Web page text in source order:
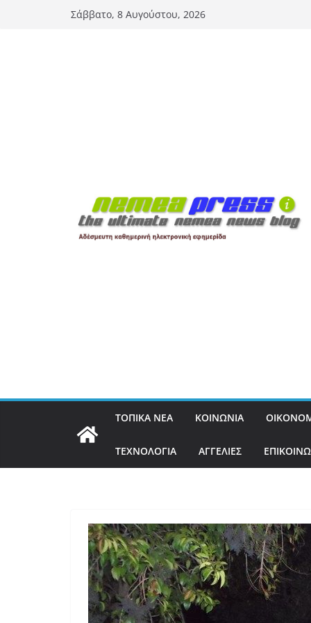
Σάββατο, 8 Αυγούστου, 2026
ΤΟΠΙΚΑ ΝΕΑ ΚΟΙΝΩΝΙΑ
ΤΕΧΝΟΛΟΓΙΑ ΑΓΓΕΛΙΕΣ